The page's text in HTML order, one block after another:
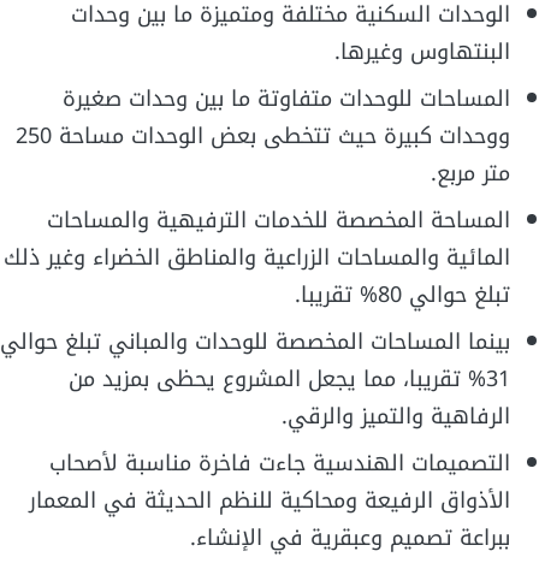
الوحدات السكنية مختلفة ومتميزة ما بين وحدات
البنتهاوس وغيرها.
المساحات للوحدات متفاوتة ما بين وحدات صغيرة
ووحدات كبيرة حيث تتخطى بعض الوحدات مساحة 250
متر مربع.
المساحة المخصصة للخدمات الترفيهية والمساحات
المائية والمساحات الزراعية والمناطق الخضراء وغير ذلك
تبلغ حوالي 80% تقريبا.
بينما المساحات المخصصة للوحدات والمباني تبلغ حوالي
31% تقريبا، مما يجعل المشروع يحظى بمزيد من
الرفاهية والتميز والرقي.
التصميمات الهندسية جاءت فاخرة مناسبة لأصحاب
الأذواق الرفيعة ومحاكية للنظم الحديثة في المعمار
ببراعة تصميم وعبقرية في الإنشاء.